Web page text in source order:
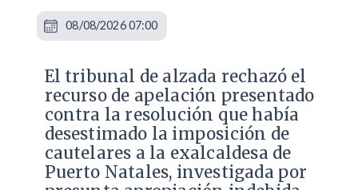
​El tribunal de alzada rechazó el
recurso de apelación presentado
contra la resolución que había
desestimado la imposición de
cautelares a la exalcaldesa de
Puerto Natales, investigada por
08/08/2026 07:00